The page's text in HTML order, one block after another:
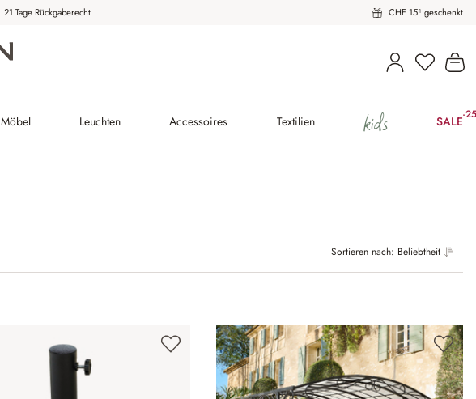
21 Tage Rückgaberecht CHF 15¹ geschenkt
Möbel Leuchten Accessoires Textilien kids SALE-
Sortieren nach: Beliebtheit